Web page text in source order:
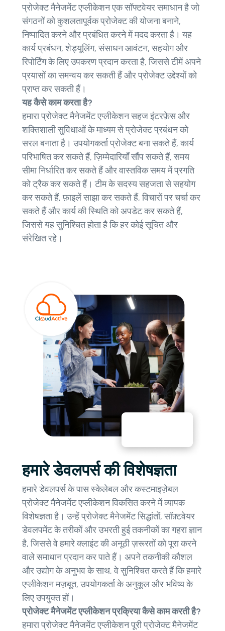
प्रोजेक्ट मैनेजमेंट एप्लीकेशन एक सॉफ्टवेयर समाधान है जो
संगठनों को कुशलतापूर्वक प्रोजेक्ट की योजना बनाने,
निष्पादित करने और प्रबंधित करने में मदद करता है। यह
कार्य प्रबंधन, शेड्यूलिंग, संसाधन आवंटन, सहयोग और
रिपोर्टिंग के लिए उपकरण प्रदान करता है, जिससे टीमें अपने
प्रयासों का समन्वय कर सकती हैं और प्रोजेक्ट उद्देश्यों को
प्राप्त कर सकती हैं।
यह कैसे काम करता है?
हमारा प्रोजेक्ट मैनेजमेंट एप्लीकेशन सहज इंटरफ़ेस और
शक्तिशाली सुविधाओं के माध्यम से प्रोजेक्ट प्रबंधन को
सरल बनाता है। उपयोगकर्ता प्रोजेक्ट बना सकते हैं, कार्य
परिभाषित कर सकते हैं, ज़िम्मेदारियाँ सौंप सकते हैं, समय
सीमा निर्धारित कर सकते हैं और वास्तविक समय में प्रगति
को ट्रैक कर सकते हैं। टीम के सदस्य सहजता से सहयोग
कर सकते हैं, फ़ाइलें साझा कर सकते हैं, विचारों पर चर्चा कर
सकते हैं और कार्य की स्थिति को अपडेट कर सकते हैं,
जिससे यह सुनिश्चित होता है कि हर कोई सूचित और
संरेखित रहे।
हमारे डेवलपर्स की विशेषज्ञता
हमारे डेवलपर्स के पास स्केलेबल और कस्टमाइज़ेबल
प्रोजेक्ट मैनेजमेंट एप्लीकेशन विकसित करने में व्यापक
विशेषज्ञता है। उन्हें प्रोजेक्ट मैनेजमेंट सिद्धांतों, सॉफ़्टवेयर
डेवलपमेंट के तरीकों और उभरती हुई तकनीकों का गहरा ज्ञान
है, जिससे वे हमारे क्लाइंट की अनूठी ज़रूरतों को पूरा करने
वाले समाधान प्रदान कर पाते हैं। अपने तकनीकी कौशल
और उद्योग के अनुभव के साथ, वे सुनिश्चित करते हैं कि हमारे
एप्लीकेशन मज़बूत, उपयोगकर्ता के अनुकूल और भविष्य के
लिए उपयुक्त हों।
प्रोजेक्ट मैनेजमेंट एप्लीकेशन प्रक्रिया कैसे काम करती है?
हमारा प्रोजेक्ट मैनेजमेंट एप्लीकेशन पूरी प्रोजेक्ट मैनेजमेंट